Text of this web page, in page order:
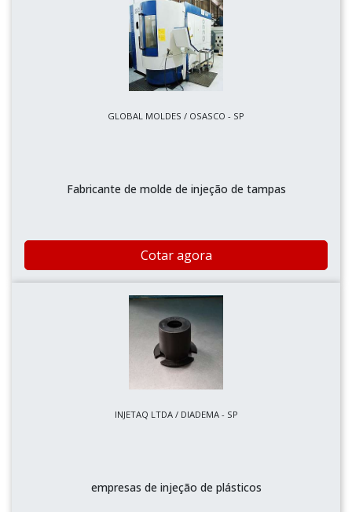
GLOBAL MOLDES / OSASCO - SP
Fabricante de molde de injeção de tampas
Cotar agora
INJETAQ LTDA / DIADEMA - SP
empresas de injeção de plásticos